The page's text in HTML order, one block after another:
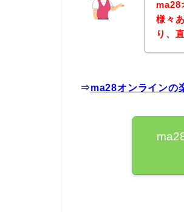
ma28
様々
り、
⇒ma28オンラインの